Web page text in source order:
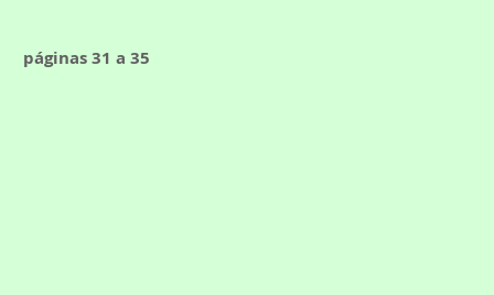
páginas 31 a 35